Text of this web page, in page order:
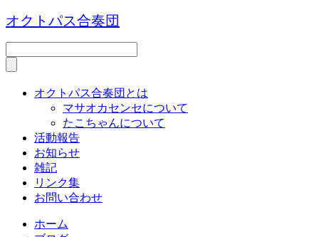
オクトパス合奏団
オクトパス合奏団とは
マサオカセンセについて
たこちゃんについて
活動報告
お知らせ
雑記
リンク集
お問い合わせ
ホーム